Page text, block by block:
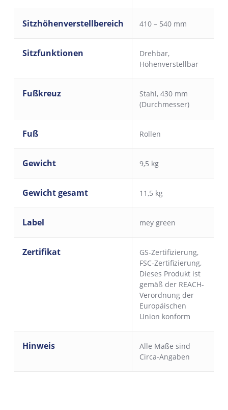
Sitzhöhenverstellbereich 410 – 540 mm
Sitzfunktionen Drehbar,
Höhenverstellbar
Fußkreuz
Stahl, 430 mm
(Durchmesser)
Fuß Rollen
Gewicht 9,5 kg
Gewicht gesamt 11,5 kg
Label mey green
Zertifikat GS-Zertifizierung,
FSC-Zertifizierung,
Dieses Produkt ist
gemäß der REACH-
Verordnung der
Europäischen
Union konform
Hinweis
Alle Maße sind
Circa-Angaben